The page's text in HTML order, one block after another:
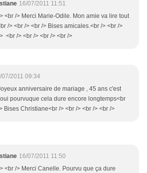
16/07/2011 11:51
<br /> Merci Marie-Odile. Mon amie va lire tout
/> <br /> <br /> Bises amicales.<br /> <br />
<br /> <br /> <br /> <br />
07/2011 09:34
anniversaire de mariage , 45 ans c'est
pourvuque cela dure encore longtemps<br
Bises Christiane<br /> <br /> <br /> <br />
16/07/2011 11:50
<br /> Merci Canelle. Pourvu que ça dure